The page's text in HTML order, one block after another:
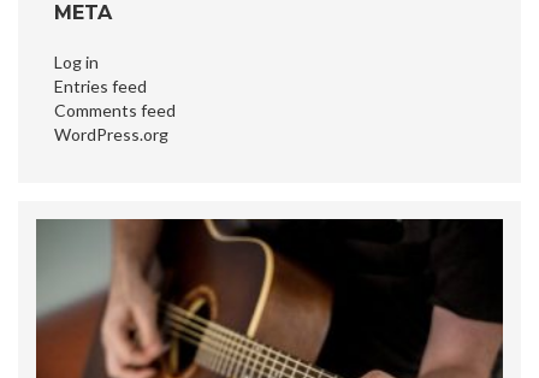
META
Log in
Entries feed
Comments feed
WordPress.org